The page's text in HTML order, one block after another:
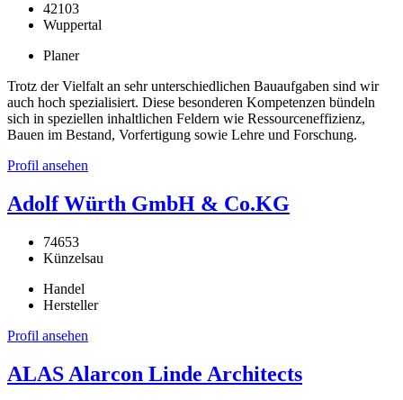
42103
Wuppertal
Planer
Trotz der Vielfalt an sehr unterschiedlichen Bauaufgaben sind wir
auch hoch spezialisiert. Diese besonderen Kompetenzen bündeln
sich in speziellen inhaltlichen Feldern wie Ressourceneffizienz,
Bauen im Bestand, Vorfertigung sowie Lehre und Forschung.
Profil ansehen
Adolf Würth GmbH & Co.KG
74653
Künzelsau
Handel
Hersteller
Profil ansehen
ALAS Alarcon Linde Architects